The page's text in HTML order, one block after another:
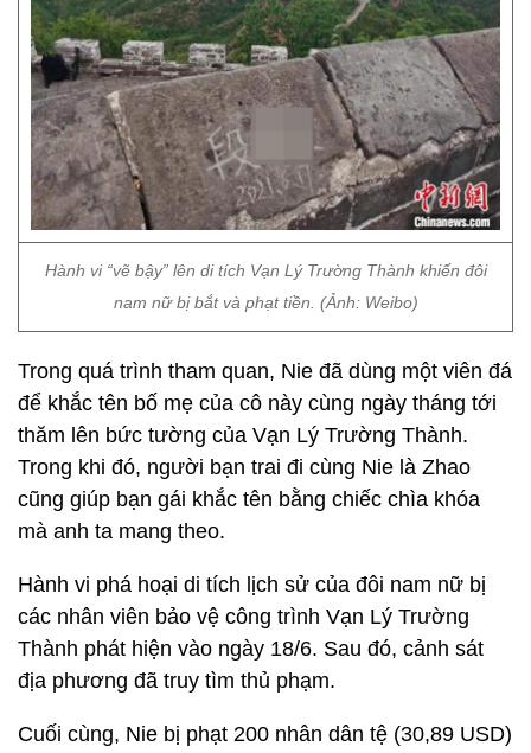
Hành vi “vẽ bậy” lên di tích Vạn Lý Trường Thành khiến đôi
nam nữ bị bắt và phạt tiền. (Ảnh: Weibo)
Trong quá trình tham quan, Nie đã dùng một viên đá
để khắc tên bố mẹ của cô này cùng ngày tháng tới
thăm lên bức tường của Vạn Lý Trường Thành.
Trong khi đó, người bạn trai đi cùng Nie là Zhao
cũng giúp bạn gái khắc tên bằng chiếc chìa khóa
mà anh ta mang theo.
Hành vi phá hoại di tích lịch sử của đôi nam nữ bị
các nhân viên bảo vệ công trình Vạn Lý Trường
Thành phát hiện vào ngày 18/6. Sau đó, cảnh sát
địa phương đã truy tìm thủ phạm.
Cuối cùng, Nie bị phạt 200 nhân dân tệ (30,89 USD)